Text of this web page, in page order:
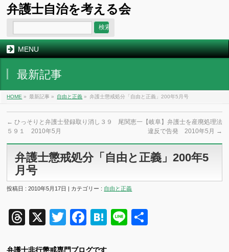
弁護士自治を考える会
MENU
最新記事
HOME » 最新記事 » 自由と正義 » 弁護士懲戒処分「自由と正義」200年5月号
← ひっそりと弁護士登録取り消し３９
５９１ 2010年5月
尾関恵一【岐阜】弁護士を産廃処理法
違反で告発 2010年5月 →
弁護士懲戒処分「自由と正義」200年5
月号
投稿日 : 2010年5月17日 | カテゴリー : 自由と正義
Threads
X TwitterFacebook
Hatena
Line
弁護士非行懲戒専門ブログです